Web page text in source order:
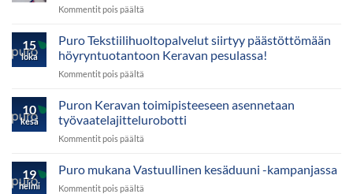
Kommentit pois päältä
ensimmäinen
vastuullisuusraportti
on
15
loka
Puro Tekstiilihuoltopalvelut siirtyy päästöttömään
höyryntuotantoon Keravan pesulassa!
Kommentit pois päältä
Tekstiilihuoltopalvelut
siirtyy
päästöttömään
pesulassa!
10
kesä
Puron Keravan toimipisteeseen asennetaan
työvaatelajittelurobotti
Kommentit pois päältä
Keravan
toimipisteeseen
19
helmi
Puro mukana Vastuullinen kesäduuni -kampanjassa
Kommentit pois päältä